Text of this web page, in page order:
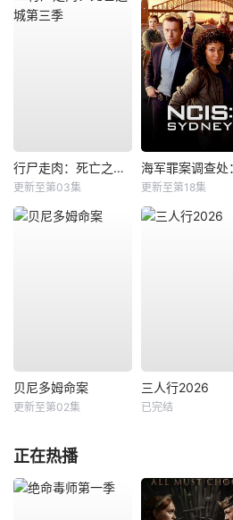
行尸走肉：死亡之城第三季
更新至第03集 更新至第18集
贝尼多姆命案
更新至第02集
三人行2026
已完结
正在热播